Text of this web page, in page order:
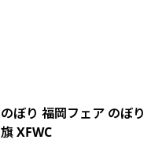
のぼり 福岡フェア のぼり
旗 XFWC